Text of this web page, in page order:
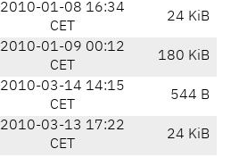
2010-01-08 16:34
CET
24 KiB
2010-01-09 00:12
CET
180 KiB
2010-03-14 14:15
CET
544 B
2010-03-13 17:22
CET
24 KiB